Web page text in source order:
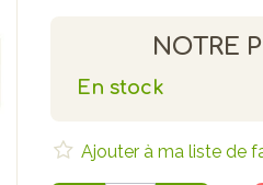
NOTRE
En stock
Ajouter à ma liste de